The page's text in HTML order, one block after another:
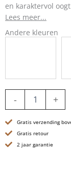
en karaktervol
Lees meer...
Andere kleuren
-
Crossbodytas
Millie
-
Brandy
+
Gratis verzending
Gratis retour
2 jaar garantie